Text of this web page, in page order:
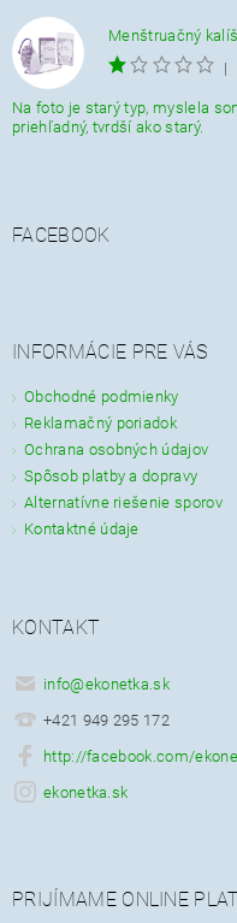
Menštruačný
|
Na foto je starý typ, myslela
priehľadný, tvrdší ako starý.
FACEBOOK
INFORMÁCIE PRE VÁS
Obchodné podmienky
Reklamačný poriadok
Ochrana osobných údajov
Spôsob platby a dopravy
Alternatívne riešenie sporov
Kontaktné údaje
KONTAKT
info@ekonetka.sk
+421 949 295 172
http://facebook.com/
ekonetka.sk
PRIJÍMAME ONLINE